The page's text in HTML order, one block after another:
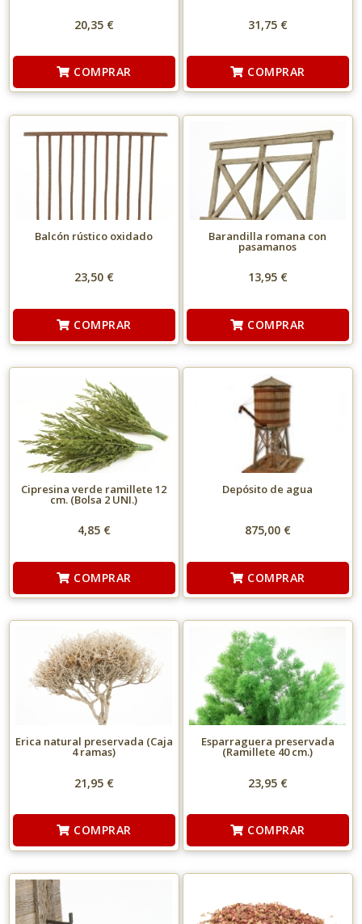
20,35 €
COMPRAR
31,75 €
COMPRAR
Balcón rústico oxidado
23,50 €
COMPRAR
Barandilla romana con
pasamanos
13,95 €
COMPRAR
Cipresina verde ramillete 12
cm. (Bolsa 2 UNI.)
4,85 €
COMPRAR
Depósito de agua
875,00 €
COMPRAR
Erica natural preservada (Caja
4 ramas)
21,95 €
COMPRAR
Esparraguera preservada
(Ramillete 40 cm.)
23,95 €
COMPRAR